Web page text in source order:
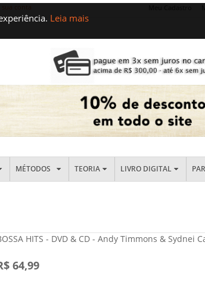
Leia mais
MÉTODOS TEORIA LIVRO DIGITAL
HITS - DVD & CD - Andy Timmons & Sydnei
64,99